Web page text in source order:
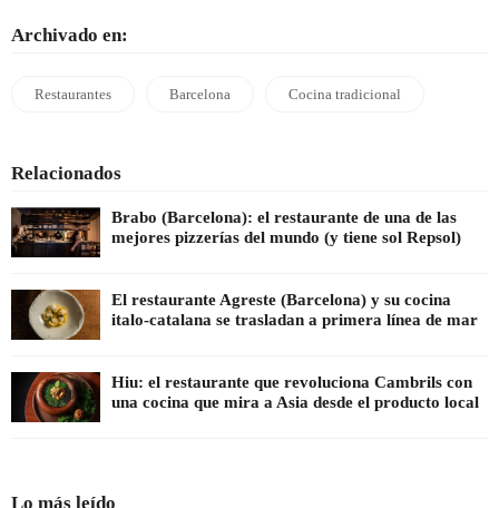
Archivado en:
Restaurantes Barcelona Cocina tradicional
Relacionados
Brabo (Barcelona): el restaurante de una de las
mejores pizzerías del mundo (y tiene sol Repsol)
El restaurante Agreste (Barcelona) y su cocina
italo-catalana se trasladan a primera línea de mar
Hiu: el restaurante que revoluciona Cambrils con
una cocina que mira a Asia desde el producto local
Lo más leído